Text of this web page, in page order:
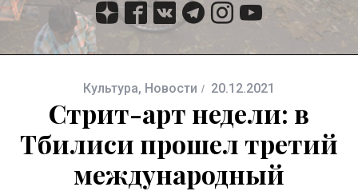
Культура, Новости 20.12.2021
Стрит-арт недели: в
Тбилиси прошел третий
международный